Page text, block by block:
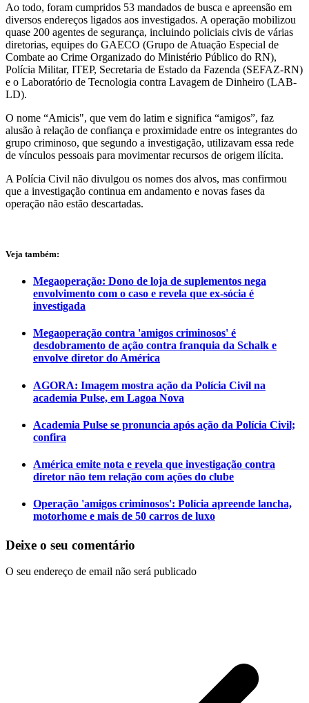
Ao todo, foram cumpridos 53 mandados de busca e apreensão em
diversos endereços ligados aos investigados. A operação mobilizou
quase 200 agentes de segurança, incluindo policiais civis de várias
diretorias, equipes do GAECO (Grupo de Atuação Especial de
Combate ao Crime Organizado do Ministério Público do RN),
Polícia Militar, ITEP, Secretaria de Estado da Fazenda (SEFAZ-RN)
e o Laboratório de Tecnologia contra Lavagem de Dinheiro (LAB-
LD).
O nome “Amicis", que vem do latim e significa “amigos”, faz
alusão à relação de confiança e proximidade entre os integrantes do
grupo criminoso, que segundo a investigação, utilizavam essa rede
de vínculos pessoais para movimentar recursos de origem ilícita.
A Polícia Civil não divulgou os nomes dos alvos, mas confirmou
que a investigação continua em andamento e novas fases da
operação não estão descartadas.
Veja também:
Megaoperação: Dono de loja de suplementos nega
envolvimento com o caso e revela que ex-sócia é
investigada
Megaoperação contra 'amigos criminosos' é
desdobramento de ação contra franquia da Schalk e
envolve diretor do América
AGORA: Imagem mostra ação da Polícia Civil na
academia Pulse, em Lagoa Nova
Academia Pulse se pronuncia após ação da Polícia Civil;
confira
América emite nota e revela que investigação contra
diretor não tem relação com ações do clube
Operação 'amigos criminosos': Polícia apreende lancha,
motorhome e mais de 50 carros de luxo
Deixe o seu comentário
O seu endereço de email não será publicado